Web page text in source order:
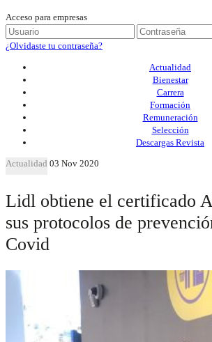
Acceso para empresas
¿Olvidaste tu contraseña?
Actualidad
Bienestar
Carrera
Formación
Remuneración
Selección
Descargas Revista
Actualidad 03 Nov 2020
Lidl obtiene el certificado
sus protocolos de
Covid